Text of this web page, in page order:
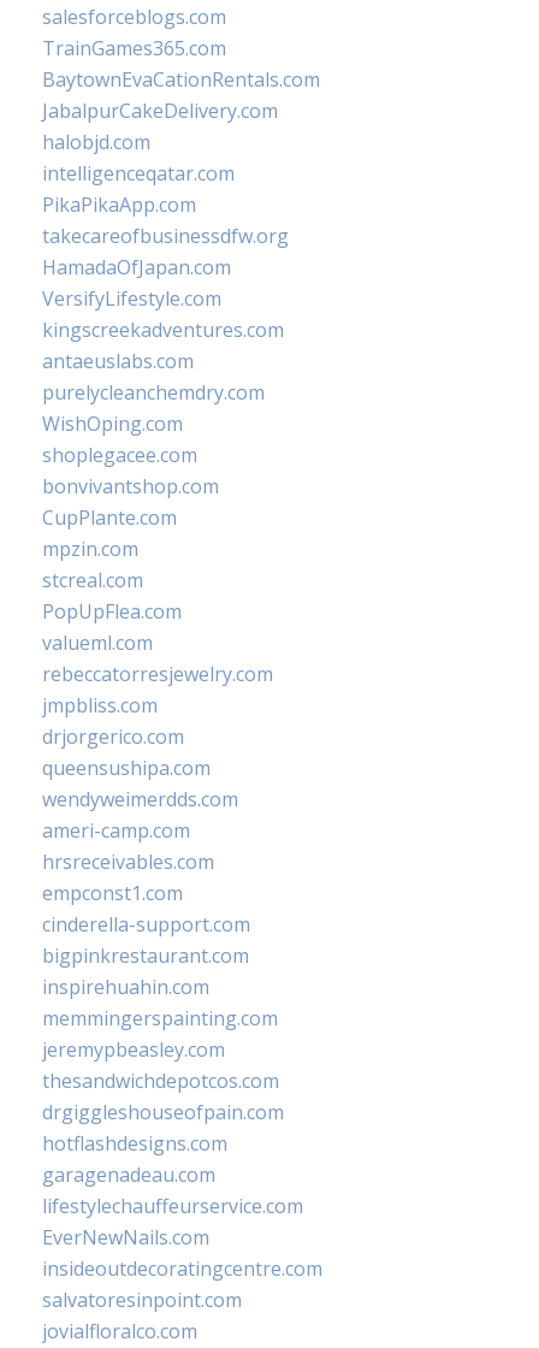
salesforceblogs.com
TrainGames365.com
BaytownEvaCationRentals.com
JabalpurCakeDelivery.com
halobjd.com
intelligenceqatar.com
PikaPikaApp.com
takecareofbusinessdfw.org
HamadaOfJapan.com
VersifyLifestyle.com
kingscreekadventures.com
antaeuslabs.com
purelycleanchemdry.com
WishOping.com
shoplegacee.com
bonvivantshop.com
CupPlante.com
mpzin.com
stcreal.com
PopUpFlea.com
valueml.com
rebeccatorresjewelry.com
jmpbliss.com
drjorgerico.com
queensushipa.com
wendyweimerdds.com
ameri-camp.com
hrsreceivables.com
empconst1.com
cinderella-support.com
bigpinkrestaurant.com
inspirehuahin.com
memmingerspainting.com
jeremypbeasley.com
thesandwichdepotcos.com
drgiggleshouseofpain.com
hotflashdesigns.com
garagenadeau.com
lifestylechauffeurservice.com
EverNewNails.com
insideoutdecoratingcentre.com
salvatoresinpoint.com
jovialfloralco.com